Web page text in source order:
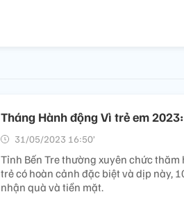
Tháng Hành động Vì trẻ em
31/05/2023 16:50’
Tỉnh Bến Tre thường xuyên chức
trẻ có hoàn cảnh đặc biệt và dịp này,
nhận quà và tiền mặt.